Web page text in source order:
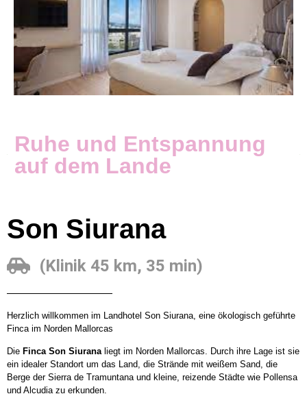
Ruhe und Entspannung
auf dem Lande
Son Siurana
(Klinik 45 km, 35 min)
Herzlich willkommen im Landhotel Son Siurana, eine ökologisch geführte
Finca im Norden Mallorcas
Die Finca Son Siuranaliegt im Norden Mallorcas. Durch ihre Lage ist sie
ein idealer Standort um das Land, die Strände mit weißem Sand, die
Berge der Sierra de Tramuntana und kleine, reizende Städte wie Pollensa
und Alcudia zu erkunden.